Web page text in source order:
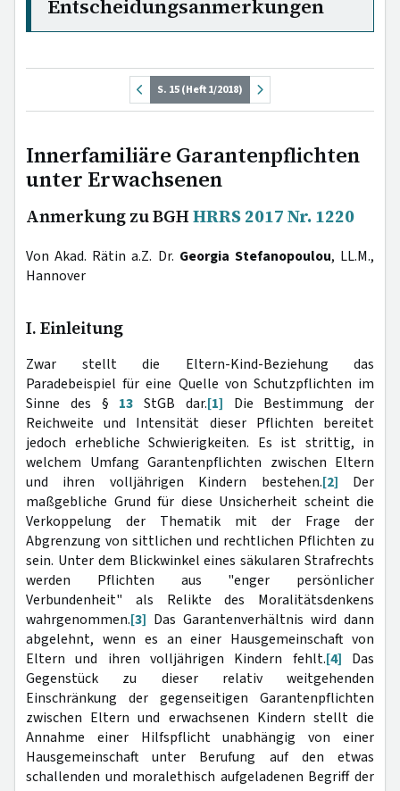
Entscheidungsanmerkungen
S. 15 (Heft 1/2018)
Innerfamiliäre Garantenpflichten
unter Erwachsenen
Anmerkung zu BGHHRRS 2017 Nr. 1220
Von Akad. Rätin a.Z. Dr. Georgia Stefanopoulou, LL.M.,
Hannover
I. Einleitung
Zwar stellt die Eltern-Kind-Beziehung das
Paradebeispiel für eine Quelle von Schutzpflichten im
Sinne des § 13 StGB dar.[1] Die Bestimmung der
Reichweite und Intensität dieser Pflichten bereitet
jedoch erhebliche Schwierigkeiten. Es ist strittig, in
welchem Umfang Garantenpflichten zwischen Eltern
und ihren volljährigen Kindern bestehen.[2] Der
maßgebliche Grund für diese Unsicherheit scheint die
Verkoppelung der Thematik mit der Frage der
Abgrenzung von sittlichen und rechtlichen Pflichten zu
sein. Unter dem Blickwinkel eines säkularen Strafrechts
werden Pflichten aus "enger persönlicher
Verbundenheit" als Relikte des Moralitätsdenkens
wahrgenommen.[3] Das Garantenverhältnis wird dann
abgelehnt, wenn es an einer Hausgemeinschaft von
Eltern und ihren volljährigen Kindern fehlt.[4] Das
Gegenstück zu dieser relativ weitgehenden
Einschränkung der gegenseitigen Garantenpflichten
zwischen Eltern und erwachsenen Kindern stellt die
Annahme einer Hilfspflicht unabhängig von einer
Hausgemeinschaft unter Berufung auf den etwas
schallenden und moralethisch aufgeladenen Begriff der